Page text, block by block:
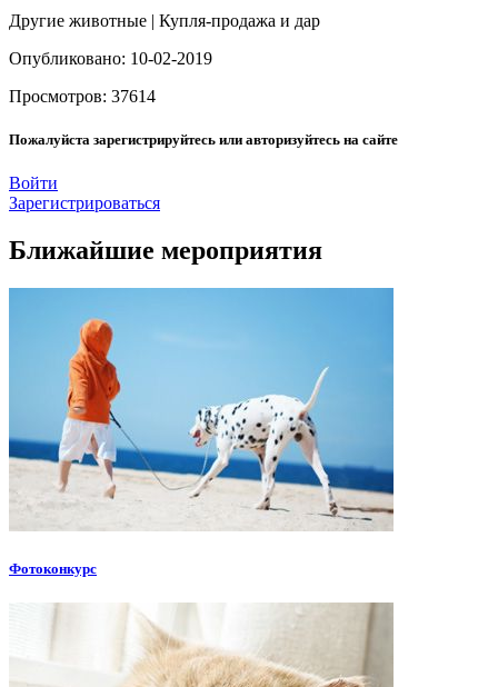
Другие животные | Купля-продажа и дар
Опубликовано: 10-02-2019
Просмотров: 37614
Пожалуйста зарегистрируйтесь или авторизуйтесь на сайте
Войти
Зарегистрироваться
Ближайшие мероприятия
Фотоконкурс